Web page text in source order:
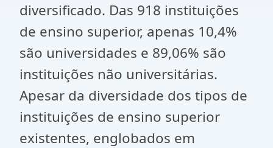
diversificado. Das 918 instituições
de ensino superior, apenas 10,4%
são universidades e 89,06% são
instituições não universitárias.
Apesar da diversidade dos tipos de
instituições de ensino superior
existentes, englobados em